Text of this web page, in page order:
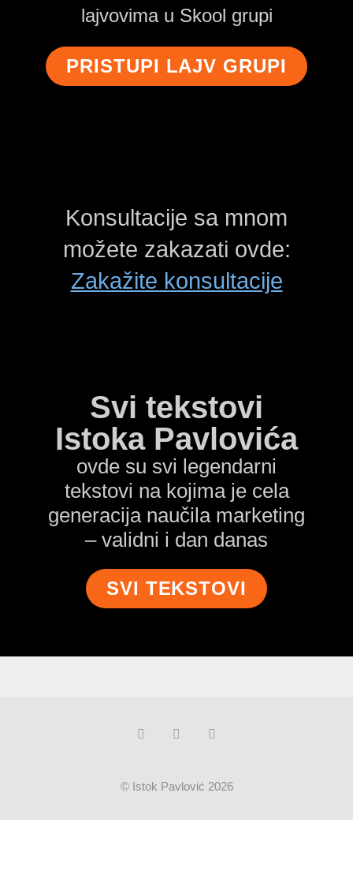
lajvovima u Skool grupi
PRISTUPI LAJV GRUPI
Konsultacije sa mnom
možete zakazati ovde:
Zakažite konsultacije
Svi tekstovi
Istoka Pavlovića
ovde su svi legendarni
tekstovi na kojima je cela
generacija naučila marketing
– validni i dan danas
SVI TEKSTOVI
© Istok Pavlović 2026